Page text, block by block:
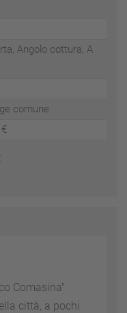
Angolo cottura, A
comune
Comasina"
città, a pochi